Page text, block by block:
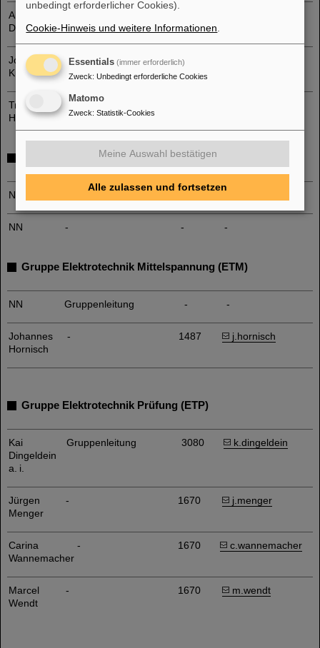
Alexander
Davis
Joah
Kunzer
Auszubildender
Tristan
Hosch
Auszubildender
Gruppe Elektrotechnik Koordination (ETK)
NN
NN - - -
Gruppe Elektrotechnik Mittelspannung (ETM)
NN Gruppenleitung - -
Johannes
Hornisch
- 1487 j.hornisch
Gruppe Elektrotechnik Prüfung (ETP)
Kai
Dingeldein
a. i.
Gruppenleitung 3080 k.dingeldein
Jürgen
Menger
- 1670 j.menger
Carina
Wannemacher
- 1670 c.wannemacher
Marcel
Wendt
- 1670 m.wendt
unbedingt erforderlicher Cookies).
Cookie-Hinweis und weitere Informationen
Essentials (immer erforderlich)
Zweck: Unbedingt erforderliche Cookies
Matomo
Zweck: Statistik-Cookies
Meine Auswahl bestätigen
Alle zulassen und fortsetzen